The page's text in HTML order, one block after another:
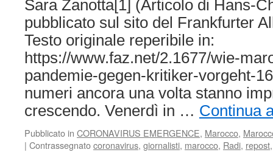
Sara Zanotta[1] (Articolo di Hans-
pubblicato sul sito del Frankfurter
Testo originale reperibile in:
https://www.faz.net/2.1677/wie-
pandemie-gegen-kritiker-vorgeht-
numeri ancora una volta stanno
crescendo. Venerdì in … Continua
Pubblicato in CORONAVIRUS EMERGENCE, Marocco,
| Contrassegnatocoronavirus, giornalisti, marocco, Radi, repost